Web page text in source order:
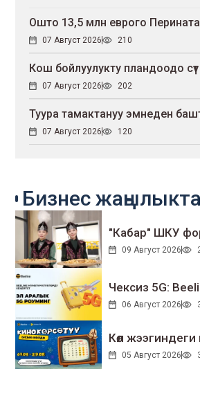
Ошто 13,5 млн еврого
07 Август 2026 210
Кош бойлуулукту пландоодо сүт
07 Август 2026 202
Туура тамактануу эмнеден
07 Август 2026 120
Бизнес
"Кабар" ШКУ
09 Август 2026
Чексиз 5G:
06 Август 2026
Көл жээгиндеги
05 Август 2026